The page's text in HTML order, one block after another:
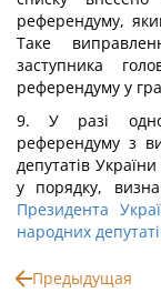
референдуму,
Таке
заступника
референдуму у
9. У разі
референдуму з
депутатів
у порядку,
Президента
народних
Предыдущая